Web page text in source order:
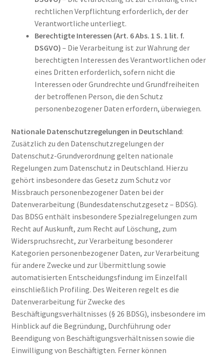
rechtlichen Verpflichtung erforderlich, der der
Verantwortliche unterliegt.
Berechtigte Interessen (Art. 6 Abs. 1 S. 1 lit. f.
DSGVO) – Die Verarbeitung ist zur Wahrung der
berechtigten Interessen des Verantwortlichen oder
eines Dritten erforderlich, sofern nicht die
Interessen oder Grundrechte und Grundfreiheiten
der betroffenen Person, die den Schutz
personenbezogener Daten erfordern, überwiegen.
Nationale Datenschutzregelungen in Deutschland:
Zusätzlich zu den Datenschutzregelungen der
Datenschutz-Grundverordnung gelten nationale
Regelungen zum Datenschutz in Deutschland. Hierzu
gehört insbesondere das Gesetz zum Schutz vor
Missbrauch personenbezogener Daten bei der
Datenverarbeitung (Bundesdatenschutzgesetz – BDSG).
Das BDSG enthält insbesondere Spezialregelungen zum
Recht auf Auskunft, zum Recht auf Löschung, zum
Widerspruchsrecht, zur Verarbeitung besonderer
Kategorien personenbezogener Daten, zur Verarbeitung
für andere Zwecke und zur Übermittlung sowie
automatisierten Entscheidungsfindung im Einzelfall
einschließlich Profiling. Des Weiteren regelt es die
Datenverarbeitung für Zwecke des
Beschäftigungsverhältnisses (§ 26 BDSG), insbesondere im
Hinblick auf die Begründung, Durchführung oder
Beendigung von Beschäftigungsverhältnissen sowie die
Einwilligung von Beschäftigten. Ferner können